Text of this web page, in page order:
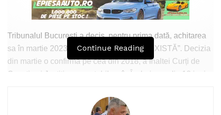
Tribunalul București a decis, pentru prima dată, achitarea
sa în martie 2023, pentru că „FAPTA NU EXISTĂ”. Decizia
din martie o confirma pe cea din 2018, a Înaltei Curți de
Casație și Justiție, care stabilea, în Încheierea din 18 iunie,
ministrului și fapta de ucidere din culpă”.
Continue Reading